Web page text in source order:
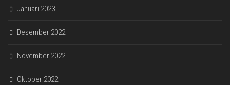
Januari 2023
Desember 2022
November 2022
Oktober 2022